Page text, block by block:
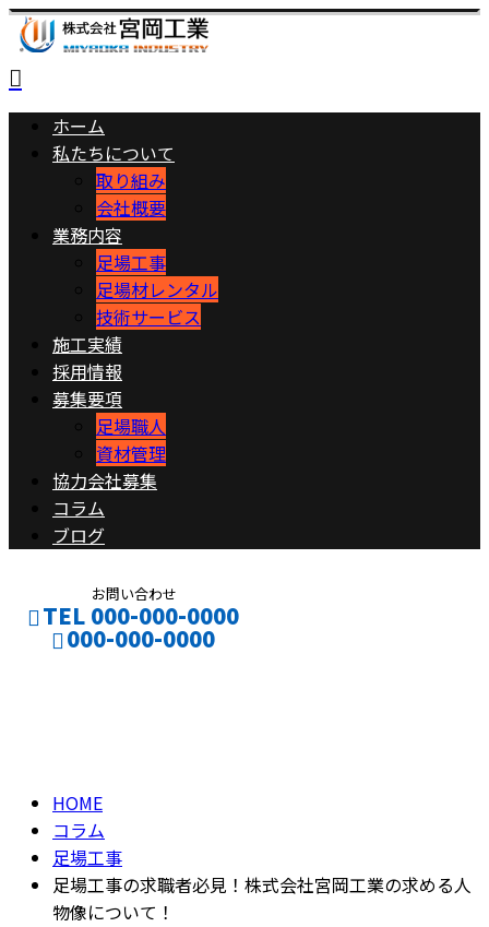
ホーム
私たちについて
取り組み
会社概要
業務内容
足場工事
足場材レンタル
技術サービス
施工実績
採用情報
募集要項
足場職人
資材管理
協力会社募集
コラム
ブログ
お問い合わせ
TEL 000-000-0000
000-000-0000
HOME
コラム
足場工事
足場工事の求職者必見！株式会社宮岡工業の求める人
物像について！